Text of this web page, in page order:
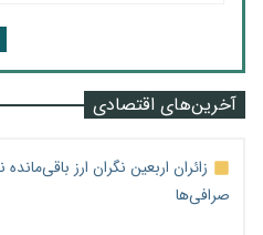
آخرین‌های اقتصادی
زائران اربعین نگران ارز
صرافی‌ها